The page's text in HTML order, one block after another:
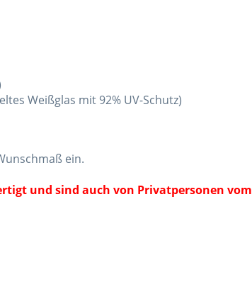
Weißglas mit 92% UV-Schutz)
ein.
und sind auch von Privatpersonen vom